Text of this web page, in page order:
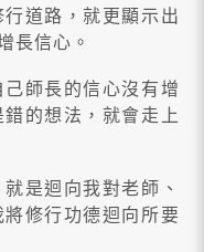
道路，就更顯示出
長信心。
師長的信心沒有增
的想法，就會走上
是迴向我對老師、
修行功德迴向所要